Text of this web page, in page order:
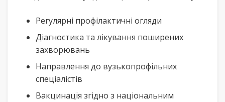
Регулярні профілактичні огляди
Діагностика та лікування поширених
захворювань
Направлення до вузькопрофільних
спеціалістів
Вакцинація згідно з національним